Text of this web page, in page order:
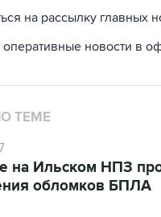
на рассылку главных
оперативные новости в
ТЕМЕ
на Ильском НПЗ
обломков БПЛА